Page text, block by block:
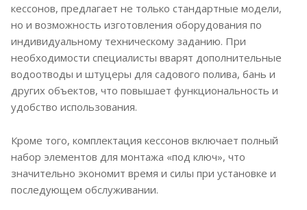
кессонов, предлагает не только стандартные модели,
но и возможность изготовления оборудования по
индивидуальному техническому заданию. При
необходимости специалисты вварят дополнительные
водоотводы и штуцеры для садового полива, бань и
других объектов, что повышает функциональность и
удобство использования.
Кроме того, комплектация кессонов включает полный
набор элементов для монтажа «под ключ», что
значительно экономит время и силы при установке и
последующем обслуживании.